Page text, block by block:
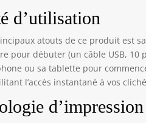
d’utilisation
atouts de ce produit est
pour débuter (un câble USB, 10
ou sa tablette pour
l’accès instantané à vos